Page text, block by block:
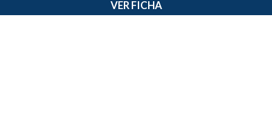
VER FICHA